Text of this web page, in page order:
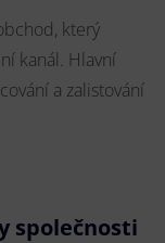
který
kanál. Hlavní
a zalistování
společnosti